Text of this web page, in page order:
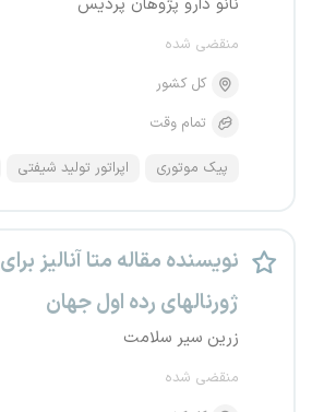
منقضی شده
کل کشور
تمام وقت
پیک موتوری اپراتور تولید شیفتی
نویسنده مقاله متا آنالیز برای
ژورنالهای رده اول جهان
زرین سیر سلامت
منقضی شده